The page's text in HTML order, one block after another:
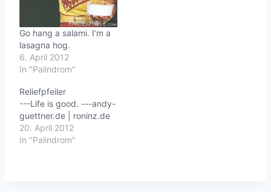
Go hang a salami. I’m a
lasagna hog.
6. April 2012
In "Palindrom"
Reliefpfeiler
---Life is good. ---andy-
guettner.de | roninz.de
20. April 2012
In "Palindrom"